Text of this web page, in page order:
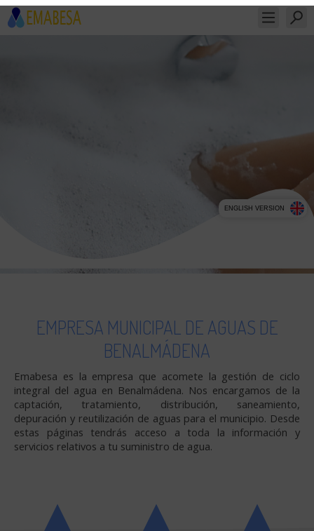
ENGLISH VERSION
EMPRESA MUNICIPAL DE AGUAS DE
BENALMÁDENA
Emabesa es la empresa que acomete la gestión de ciclo
integral del agua en Benalmádena. Nos encargamos de la
captación, tratamiento, distribución, saneamiento,
depuración y reutilización de aguas para el municipio. Desde
estas páginas tendrás acceso a toda la información y
servicios relativos a tu suministro de agua.